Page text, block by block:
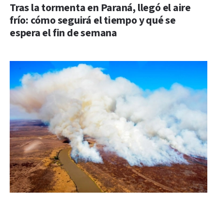
Tras la tormenta en Paraná, llegó el aire
frío: cómo seguirá el tiempo y qué se
espera el fin de semana